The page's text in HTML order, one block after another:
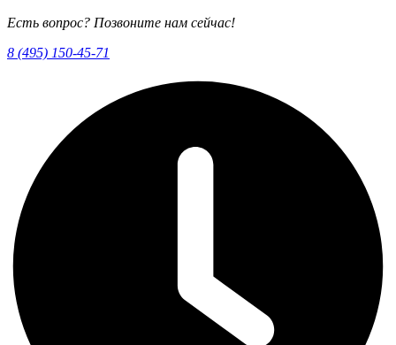
Есть вопрос? Позвоните нам сейчас!
8 (495) 150-45-71